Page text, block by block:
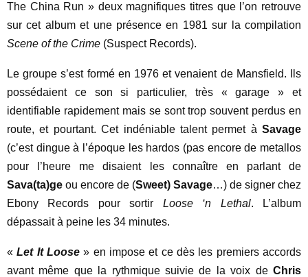
The China Run » deux magnifiques titres que l’on retrouve
sur cet album et une présence en 1981 sur la compilation
Scene of the Crime (Suspect Records).
Le groupe s’est formé en 1976 et venaient de Mansfield. Ils
possédaient ce son si particulier, très « garage » et
identifiable rapidement mais se sont trop souvent perdus en
route, et pourtant. Cet indéniable talent permet à Savage
(c’est dingue à l’époque les hardos (pas encore de metallos
pour l’heure me disaient les connaître en parlant de
Sava(ta)ge ou encore de (Sweet) Savage…) de signer chez
Ebony Records pour sortir Loose ‘n Lethal. L’album
dépassait à peine les 34 minutes.
« Let It Loose » en impose et ce dès les premiers accords
avant même que la rythmique suivie de la voix de Chris